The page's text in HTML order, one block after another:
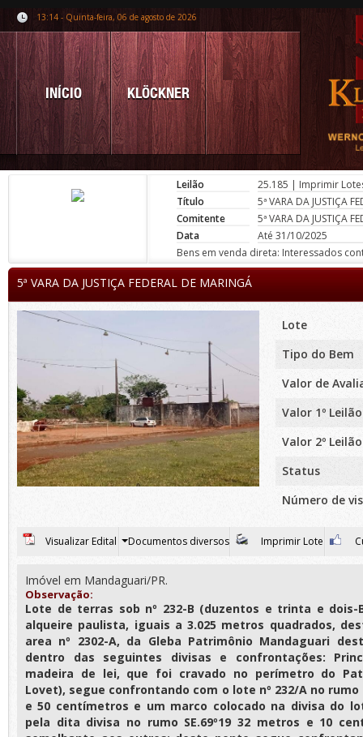
13:14 - Quinta-feira, 06 de agosto de 2026
INÍCIO KLÖCKNER
Leilão 25.185 | Imprimir
Título
5ª VARA DA JUSTIÇA
Comitente
5ª VARA DA JUSTIÇA
Data
Até 31/10/2025
Bens em venda direta: Interessados
5ª VARA DA JUSTIÇA FEDERAL DE MARINGÁ
Lote
Tipo do Bem
Valor de
Valor 1º Leilão
Valor 2º Leilão
Status
Número de
Visualizar Edital Documentos diversos Imprimir Lote
Imóvel em Mandaguari/PR.
Observação:
Lote de terras sob nº 232-B (duzentos e trinta e dois-
alqueire paulista, iguais a 3.025 metros quadrados,
area nº 2302-A, da Gleba Patrimônio Mandaguari
dentro das seguintes divisas e confrontações:
madeira de lei, que foi cravado no perímetro do
Lovet), segue confrontando com o lote nº 232/A no rumo
e 50 centímetros e um marco colocado na divisa do
pela dita divisa no rumo SE.69º19 32 metros e 10